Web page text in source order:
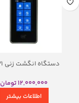
دستگاه انگشت زنی Ai-21
12,000,000تومان
اطلاعات بیشتر